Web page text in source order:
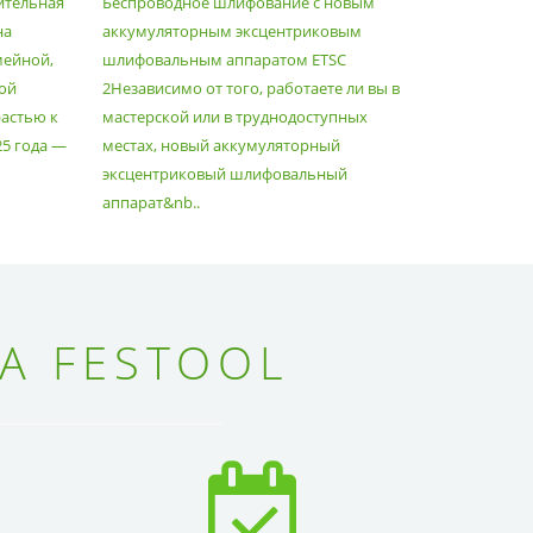
к
года —
АППАРАТОМ ETSC2
аккумуляторным эксцентриковым
шлифовальным аппаратом ETSC
2Независимо от того, работаете ли вы в
мастерской или в труднодоступных
местах, новый аккумуляторный
эксцентриковый шлифовальный
аппарат&nb..